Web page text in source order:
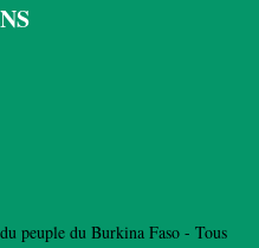
peuple du Burkina Faso - Tous